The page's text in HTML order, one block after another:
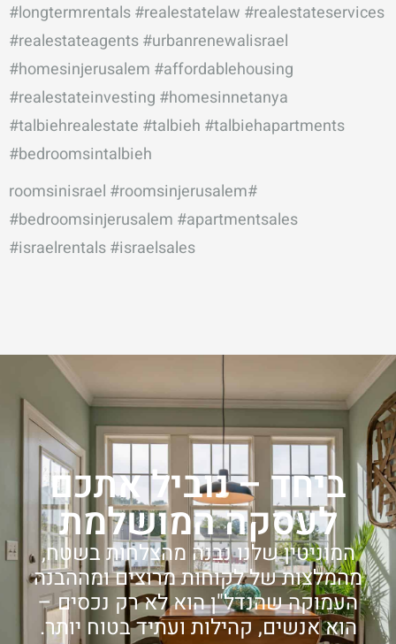
#longtermrentals#realestatelaw #realestateservices
#realestateagents#urbanrenewalisrael
#homesinjerusalem #affordablehousing
#realestateinvesting #homesinnetanya
#talbiehrealestate #talbieh #talbiehapartments
#bedroomsintalbieh
#roomsinisrael
#roomsinjerusalem
#bedroomsinjerusalem #apartmentsales
#israelrentals#israelsales
ביחד – נוביל אתכם
לעסקה המושלמת
המוניטין שלנו נבנה מהצלחות בשטח,
מהמלצות של לקוחות מרוצים ומההבנה
העמוקה שהנדל"ן הוא לא רק נכסים –
הוא אנשים, קהילות ועתיד בטוח יותר.